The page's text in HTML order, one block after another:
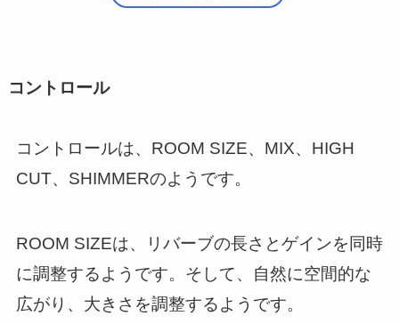
コントロール
コントロールは、ROOM SIZE、MIX、HIGH
CUT、SHIMMERのようです。
ROOM SIZEは、リバーブの長さとゲインを同時
に調整するようです。そして、自然に空間的な
広がり、大きさを調整するようです。